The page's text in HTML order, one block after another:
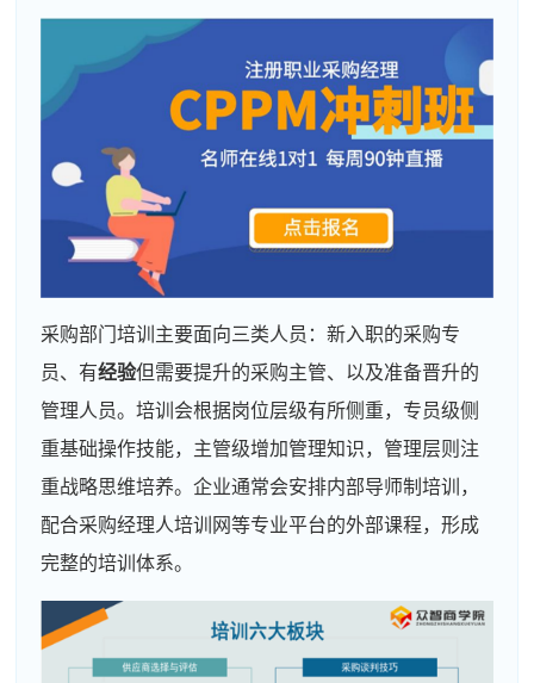
采购部门培训主要面向三类人员：新入职的采购专
员、有经验但需要提升的采购主管、以及准备晋升的
管理人员。培训会根据岗位层级有所侧重，专员级侧
重基础操作技能，主管级增加管理知识，管理层则注
重战略思维培养。企业通常会安排内部导师制培训，
配合采购经理人培训网等专业平台的外部课程，形成
完整的培训体系。